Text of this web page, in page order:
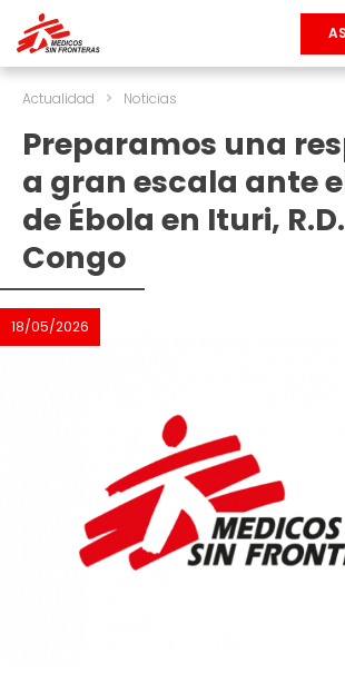
Actualidad > Noticias
Preparamos una
a gran escala ante
de Ébola en Ituri,
Congo
18/05/2026